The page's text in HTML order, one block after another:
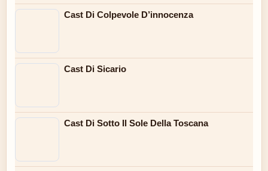
Cast Di Colpevole D’innocenza
Cast Di Sicario
Cast Di Sotto Il Sole Della Toscana